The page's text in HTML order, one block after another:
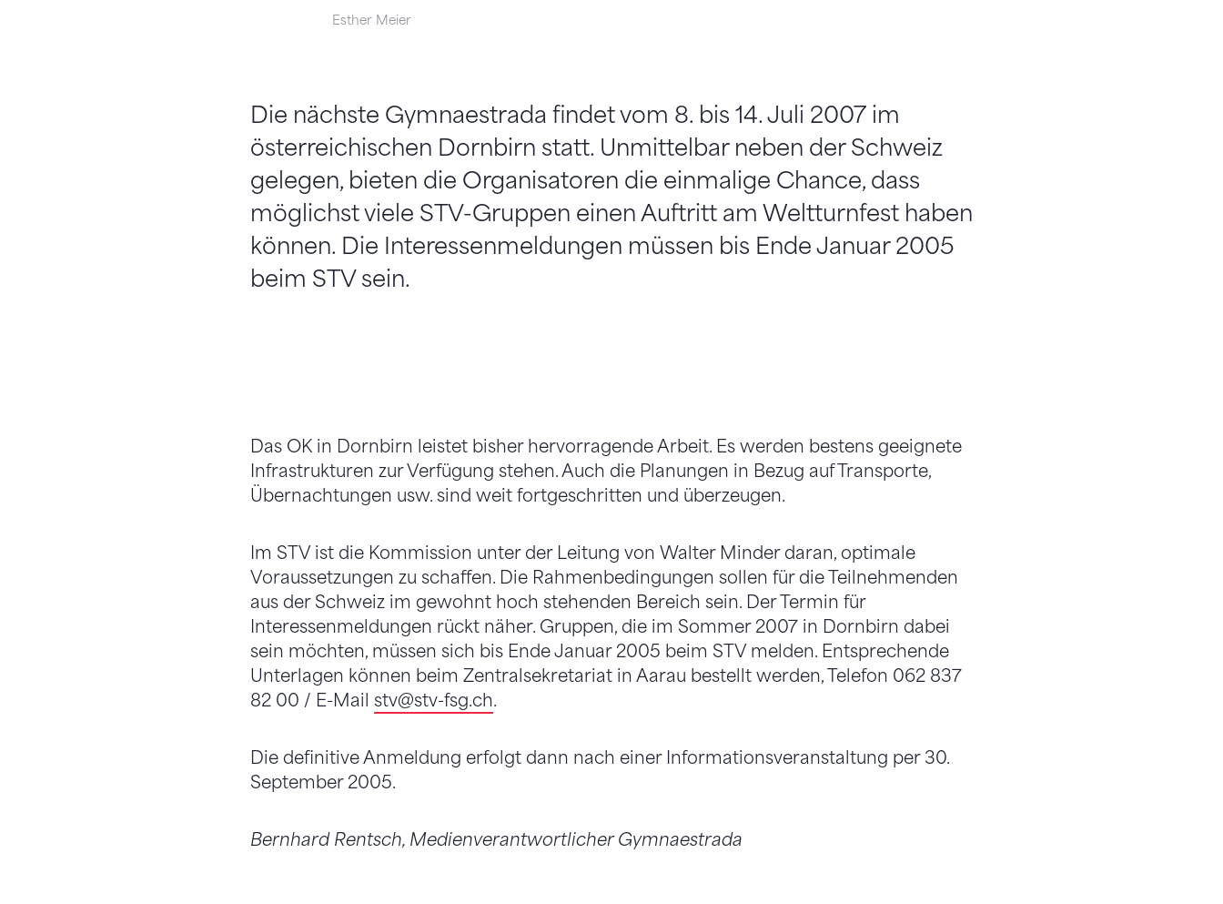
Esther Meier
Die nächste Gymnaestrada findet vom 8. bis 14. Juli 2007 im
österreichischen Dornbirn statt. Unmittelbar neben der Schweiz
gelegen, bieten die Organisatoren die einmalige Chance, dass
möglichst viele STV-Gruppen einen Auftritt am Weltturnfest haben
können. Die Interessenmeldungen müssen bis Ende Januar 2005
beim STV sein.
Das OK in Dornbirn leistet bisher hervorragende Arbeit. Es werden bestens geeignete
Infrastrukturen zur Verfügung stehen. Auch die Planungen in Bezug auf Transporte,
Übernachtungen usw. sind weit fortgeschritten und überzeugen.
Im STV ist die Kommission unter der Leitung von Walter Minder daran, optimale
Voraussetzungen zu schaffen. Die Rahmenbedingungen sollen für die Teilnehmenden
aus der Schweiz im gewohnt hoch stehenden Bereich sein. Der Termin für
Interessenmeldungen rückt näher. Gruppen, die im Sommer 2007 in Dornbirn dabei
sein möchten, müssen sich bis Ende Januar 2005 beim STV melden. Entsprechende
Unterlagen können beim Zentralsekretariat in Aarau bestellt werden, Telefon 062 837
82 00 / E-Mail stv@stv-fsg.ch.
Die definitive Anmeldung erfolgt dann nach einer Informationsveranstaltung per 30.
September 2005.
Bernhard Rentsch, Medienverantwortlicher Gymnaestrada